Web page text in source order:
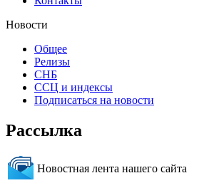
Новости
Общее
Релизы
СНБ
ССЦ и индексы
Подписаться на новости
Рассылка
Новостная лента нашего сайта